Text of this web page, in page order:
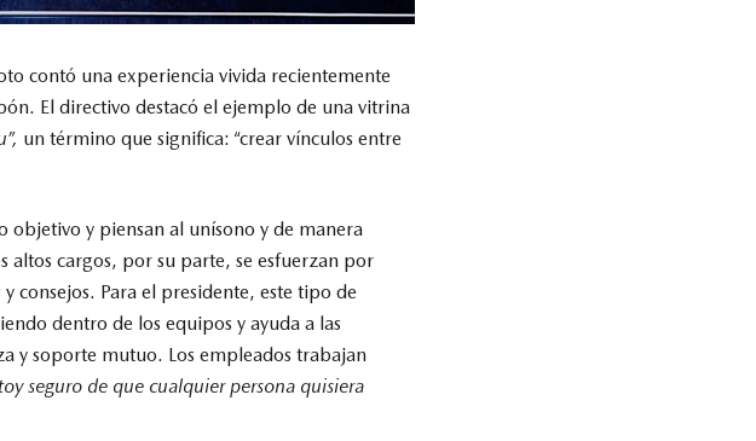
contó una experiencia vivida recientemente
El directivo destacó el ejemplo de una vitrina
un término que significa: “crear vínculos entre
objetivo y piensan al unísono y de manera
altos cargos, por su parte, se esfuerzan por
consejos. Para el presidente, este tipo de
dentro de los equipos y ayuda a las
y soporte mutuo. Los empleados trabajan
seguro de que cualquier persona quisiera